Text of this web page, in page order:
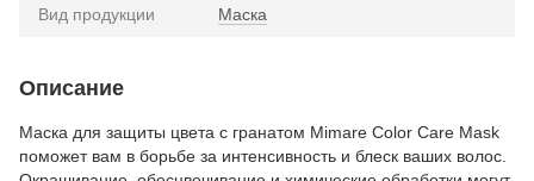
Вид продукции Маска
Описание
Маска для защиты цвета с гранатом Mimare Color Care Mask
поможет вам в борьбе за интенсивность и блеск ваших волос.